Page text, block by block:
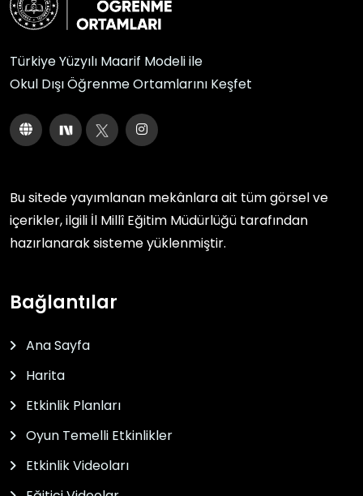
Türkiye Yüzyılı Maarif Modeli ile
Okul Dışı Öğrenme Ortamlarını Keşfet
Bu sitede yayımlanan mekânlara ait tüm görsel ve
içerikler, ilgili İl Millî Eğitim Müdürlüğü tarafından
hazırlanarak sisteme yüklenmiştir.
Bağlantılar
Ana Sayfa
Harita
Etkinlik Planları
Oyun Temelli Etkinlikler
Etkinlik Videoları